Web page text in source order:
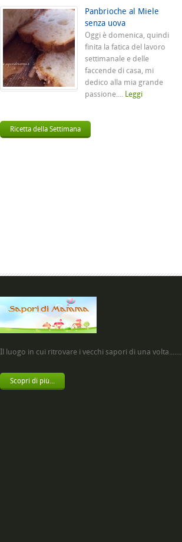
Panbrioche al Miele
senza uova
Oggi è domenica, quindi
finita la fatica del lavoro
settimanale e delle
faccende di casa, mi
dedico alla mia grande
passione.... Leggi
Ricetta della Settimana
Il luogo in cui ritrovare i vecchi sapori di una volta.......
Scopri di più...